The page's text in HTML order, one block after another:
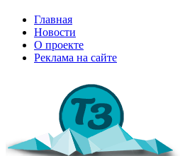
Главная
Новости
О проекте
Реклама на сайте